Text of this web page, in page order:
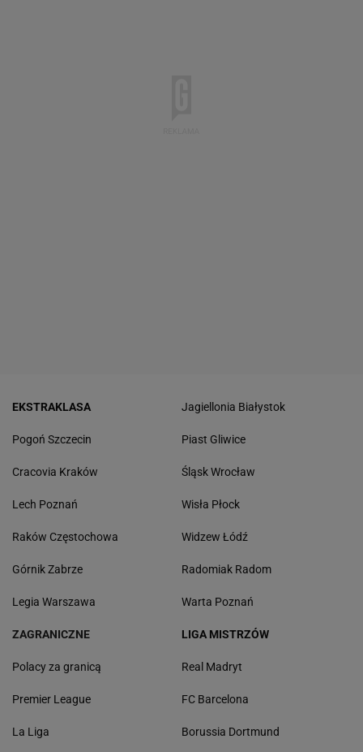
EKSTRAKLASA
Pogoń Szczecin
Cracovia Kraków
Lech Poznań
Raków Częstochowa
Górnik Zabrze
Legia Warszawa
Jagiellonia Białystok
Piast Gliwice
Śląsk Wrocław
Wisła Płock
Widzew Łódź
Radomiak Radom
Warta Poznań
ZAGRANICZNE
Polacy za granicą
Premier League
La Liga
LIGA MISTRZÓW
Real Madryt
FC Barcelona
Borussia Dortmund